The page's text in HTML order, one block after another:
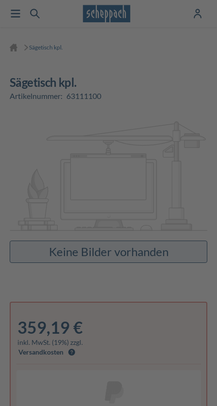
Sägetisch kpl.
Sägetisch kpl.
Artikelnummer: 63111100
Keine Bilder vorhanden
359,19 €
inkl. MwSt. (19%) zzgl.
Versandkosten